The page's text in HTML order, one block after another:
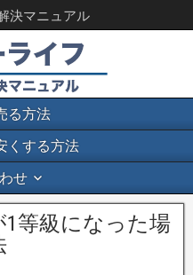
決マニュアル
る方法
くする方法
せ
1等級になった場